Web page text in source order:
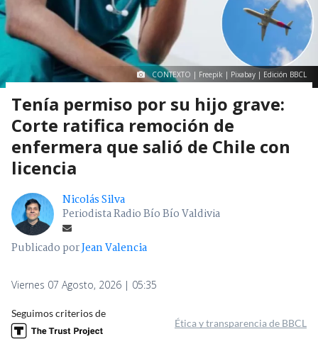
CONTEXTO | Freepik | Pixabay | Edición BBCL
Tenía permiso por su hijo grave:
Corte ratifica remoción de
enfermera que salió de Chile con
licencia
Nicolás Silva
Periodista Radio Bío Bío Valdivia
Publicado porJean Valencia
Viernes 07 Agosto, 2026 | 05:35
Seguimos criterios de
Ética y transparencia de BBCL